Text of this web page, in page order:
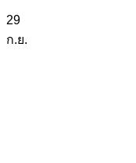
29
ก.ย.